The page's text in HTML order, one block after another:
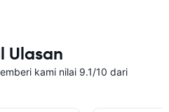
Ulasan
kami nilai 9.1/10 dari